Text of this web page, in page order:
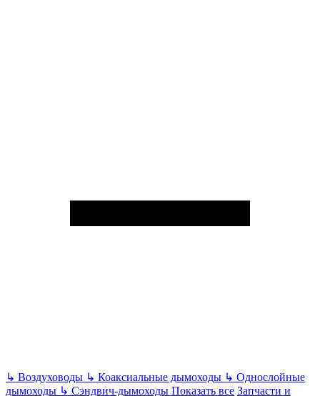
↳ Воздуховоды ↳ Коаксиальные дымоходы ↳ Однослойные
дымоходы ↳ Сэндвич-дымоходы Показать все Запчасти и